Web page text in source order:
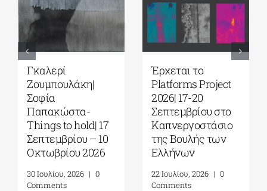
Γκαλερί
Ζουμπουλάκη|
Σοφία
Παπακώστα-
Things to hold| 17
Σεπτεμβρίου – 10
Οκτωβρίου 2026
30 Ιουλίου, 2026 | 0
Comments
Έρχεται το
Platforms Project
2026| 17-20
Σεπτεμβρίου στο
Καπνεργοστάσιο
της Βουλής των
Ελλήνων
22 Ιουλίου, 2026 | 0
Comments